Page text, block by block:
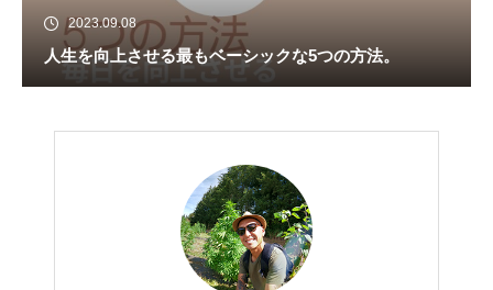
2023.09.08
人生を向上させる最もベーシックな5つの方法。